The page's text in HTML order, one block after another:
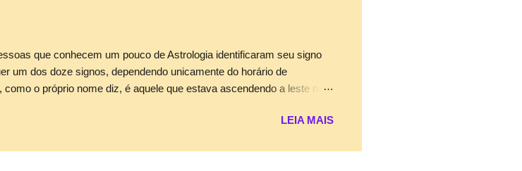
pela sutilidade subatômica. Portanto, temos a responsabilidade
que conhecem um pouco de Astrologia identificaram seu signo
um dos doze signos, dependendo unicamente do horário de
o próprio nome diz, é aquele que estava ascendendo a leste no
com a qual trocamos energias, informações e impressões com tudo e
LEIA MAIS